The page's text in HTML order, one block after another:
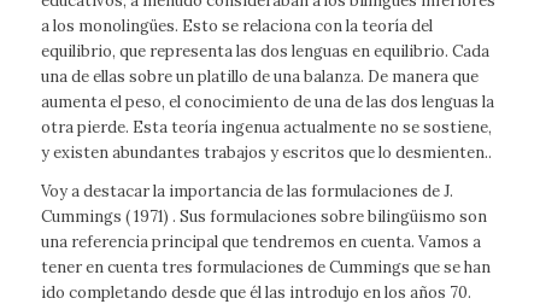
a los monolingües. Esto se relaciona con la teoría del
equilibrio, que representa las dos lenguas en equilibrio. Cada
una de ellas sobre un platillo de una balanza. De manera que
aumenta el peso, el conocimiento de una de las dos lenguas la
otra pierde. Esta teoría ingenua actualmente no se sostiene,
y existen abundantes trabajos y escritos que lo desmienten..
Voy a destacar la importancia de las formulaciones de J.
Cummings ( 1971) . Sus formulaciones sobre bilingüismo son
una referencia principal que tendremos en cuenta. Vamos a
tener en cuenta tres formulaciones de Cummings que se han
ido completando desde que él las introdujo en los años 70.